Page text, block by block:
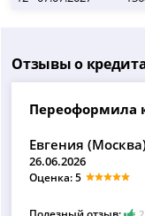
Отзывы о
Переоформила
Евгения
26.06.2026
Оценка: 5